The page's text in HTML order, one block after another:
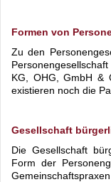
Formen von
Zu den
KG, OHG, GmbH &
existieren noch die
Gesellschaft
Die Gesellschaft
Form der